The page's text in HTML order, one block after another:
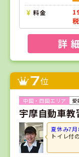
料金
詳 細
7位
愛
宇摩自動車教
夏休み7
トイレ付